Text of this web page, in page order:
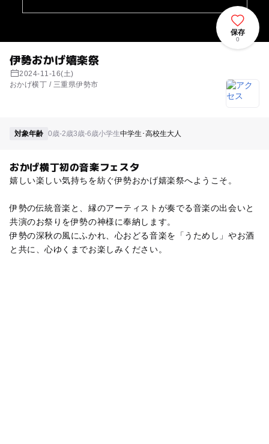
伊勢おかげ嬉楽祭
2024-11-16(土)
おかげ横丁 / 三重県伊勢市
保存
0
対象年齢 0歳-2歳3歳-6歳小学生中学生･高校生大人
おかげ横丁初の音楽フェスタ
嬉しい楽しい気持ちを紡ぐ伊勢おかげ嬉楽祭へようこそ。
伊勢の伝統音楽と、縁のアーティストが奏でる音楽の出会いと
共演のお祭りを伊勢の神様に奉納します。
伊勢の深秋の風にふかれ、心おどる音楽を「うためし」やお酒
と共に、心ゆくまでお楽しみください。